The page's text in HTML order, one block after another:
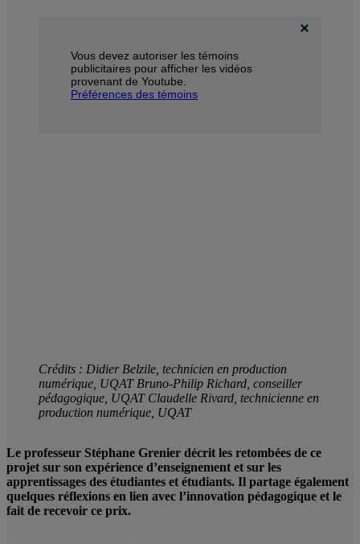
Vous devez autoriser les témoins
publicitaires pour afficher les vidéos
provenant de Youtube.
Préférences des témoins
Crédits : Didier Belzile, technicien en production
numérique, UQAT Bruno-Philip Richard, conseiller
pédagogique, UQAT Claudelle Rivard, technicienne en
production numérique, UQAT
Le professeur Stéphane Grenier décrit les retombées de ce
projet sur son expérience d’enseignement et sur les
apprentissages des étudiantes et étudiants. Il partage également
quelques réflexions en lien avec l’innovation pédagogique et le
fait de recevoir ce prix.